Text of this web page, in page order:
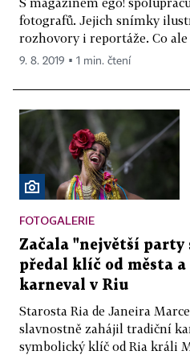
fotografů. Jejich snímky
rozhovory i reportáže. Co
9. 8. 2019 ▪ 1 min. čtení
FOTOGALERIE
Začala "největší party
předal klíč od města
karneval v Riu
Starosta Ria de Janeira
slavnostně zahájil tradiční
symbolický klíč od Ria králi